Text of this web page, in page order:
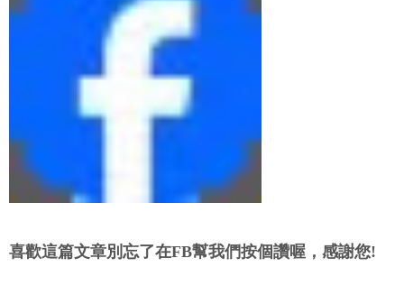
喜歡這篇文章別忘了在FB幫我們按個讚喔，感謝您!